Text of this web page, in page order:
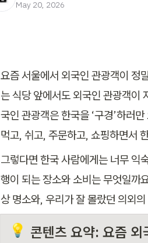
May 20, 2026
요즘 서울에서 외국인 관광객이 정
는 식당 앞에서도 외국인 관광객이
국인 관광객은 한국을 ‘구경’하러
먹고, 쉬고, 주문하고, 쇼핑하면서
그렇다면 한국 사람에게는 너무 익
행이 되는 장소와 소비는 무엇일까
상 명소와, 우리가 잘 몰랐던 의외
💡 콘텐츠 요약: 요즘